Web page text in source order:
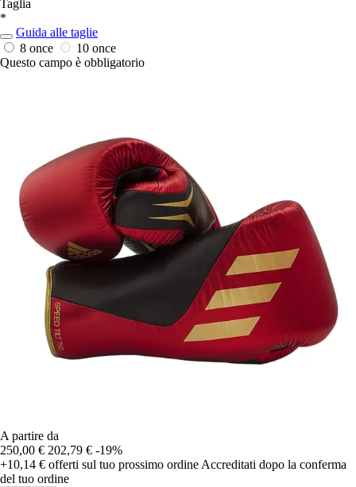
Taglia
*
Guida alle taglie
8 once
10 once
Questo campo è obbligatorio
A partire da
250,00 € 202,79 € -19%
+10,14 € offerti sul tuo prossimo ordine Accreditati dopo la conferma
del tuo ordine